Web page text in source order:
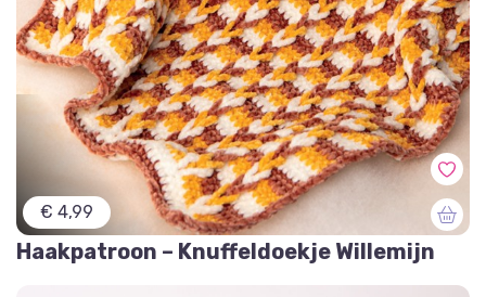
€ 4,99
Haakpatroon – Knuffeldoekje Willemijn